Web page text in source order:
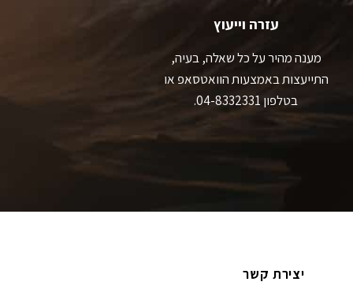
עזרה וייעוץ
מענה מהיר על כל שאלה, בעיה,
התייעצות באמצעות הוואטסאפ או
בטלפון 04-8332331.
יצירת קשר